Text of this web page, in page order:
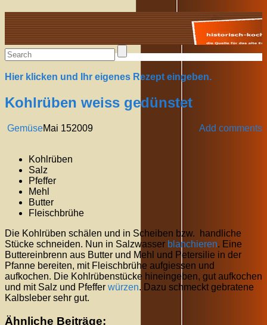
Alte Rezepte online
Hier klicken und Ihr eigenes Rezept eingeben.
Kohlrüben weiss gedünstet
Gemüse Add comments
Mai 152009
Kohlrüben
Salz
Pfeffer
Mehl
Butter
Fleischbrühe
Die Kohlrüben schälen und in Scheiben bzw. handliche
Stücke schneiden. Nun in Salzwasser blanchieren. Eine
Buttereinbrenn aus Butter und Mehl und Petersilie in der
Pfanne bereiten, mit Fleischbrühe aufgiessen und
aufkochen. Die Kohlrübenstücke hineingeben, gut aufkochen
und mit Salz und Pfeffer würzen. Dazu schmeckt gebratene
Kalbsleber sehr gut.
Ähnliche Beiträge: